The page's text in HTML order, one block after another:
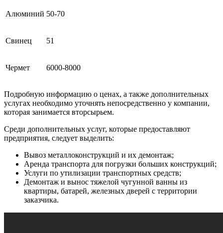
Алюминий 50-70
Свинец 51
Чермет 6000-8000
Подробную информацию о ценах, а также дополнительных
услугах необходимо уточнять непосредственно у компании,
которая занимается вторсырьем.
Среди дополнительных услуг, которые предоставляют
предприятия, следует выделить:
Вывоз металлоконструкций и их демонтаж;
Аренда транспорта для погрузки больших конструкций;
Услуги по утилизации транспортных средств;
Демонтаж и вынос тяжелой чугунной ванны из
квартиры, батарей, железных дверей с территории
заказчика.